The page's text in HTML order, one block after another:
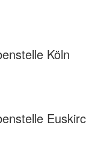
Köln
Euskirc